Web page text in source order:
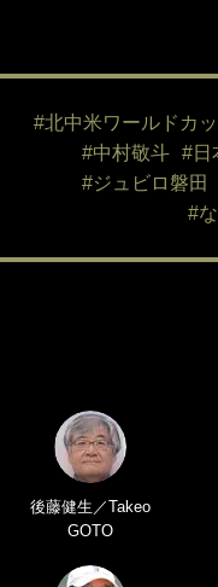
#北中米ワールドカ
#中村敬斗
#日
#ジュビロ磐田
#
後藤健生／Takeo
GOTO